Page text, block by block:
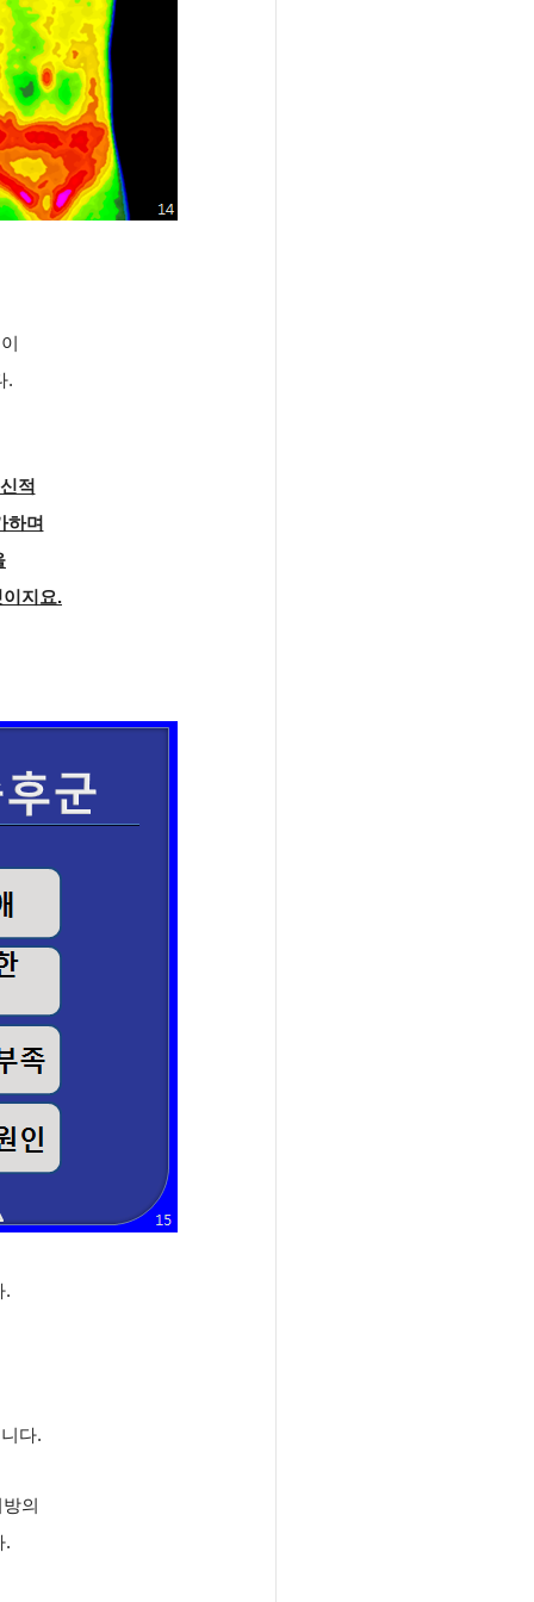
.
적
하며
지요.
.
다.
의
.